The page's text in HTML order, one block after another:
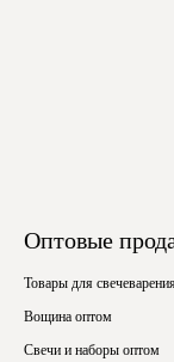
Оптовые
Товары для
Вощина оптом
Свечи и наборы оптом